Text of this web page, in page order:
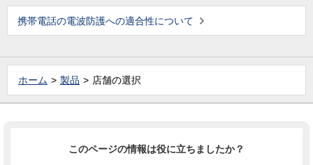
携帯電話の電波防護への適合性について
ホーム 製品 店舗の選択
このページの情報は役に立ちましたか？